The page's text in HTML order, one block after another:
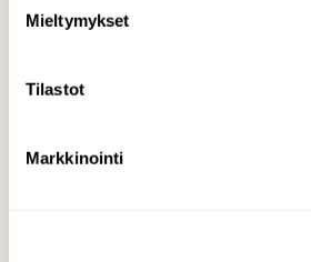
Mieltymykset
Tilastot
Markkinointi
niin Suomessa kuin ulkomailla.
Ads of the world
Fazerin Sinisen kääre symboloi